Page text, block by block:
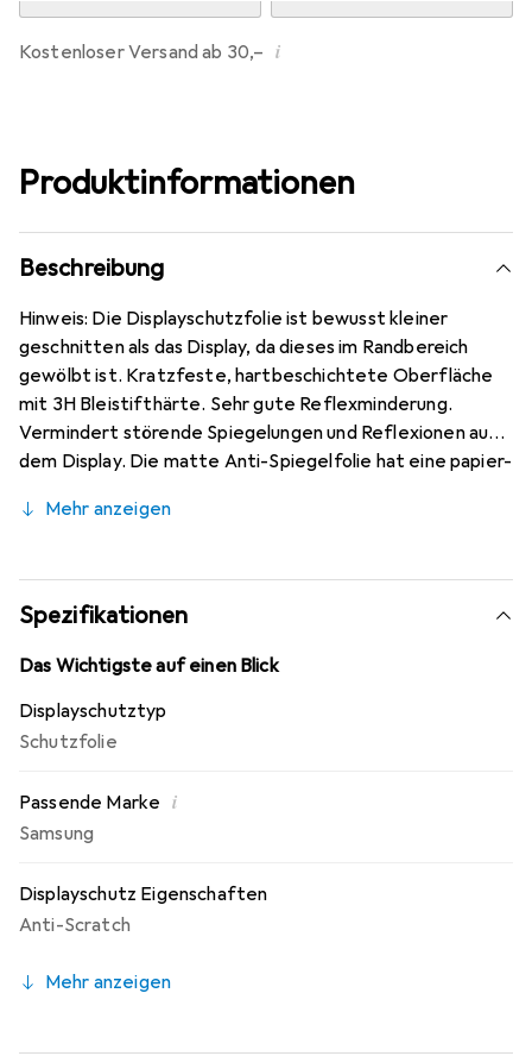
Kostenloser Versand ab 30,– i
Produktinformationen
Beschreibung
Hinweis: Die Displayschutzfolie ist bewusst kleiner
geschnitten als das Display, da dieses im Randbereich
gewölbt ist. Kratzfeste, hartbeschichtete Oberfläche
mit 3H Bleistifthärte. Sehr gute Reflexminderung.
Vermindert störende Spiegelungen und Reflexionen auf
dem Display. Die matte Anti-Spiegelfolie hat eine papier-
Galaxy A52 5G Glas, da dieses gewölbt ist, blasenfrei und
Anbringung - 100% blasenfreie Montage bei gereinigtem
Display! Die spezielle Silikon Haftschicht verdrängt die
Luft beim Aufbringen und schmiegt sich damit von selbst
an das Display an. Keine Beeinträchtigung der
angenehmes Bediengefühl und ist für das Samsung Galaxy
A52 5G optimiert.
Mehr anzeigen
Spezifikationen
Das Wichtigste auf einen Blick
Displayschutztyp
Schutzfolie
Passende Marke i
Samsung
Displayschutz Eigenschaften
Anti-Scratch
Mehr anzeigen